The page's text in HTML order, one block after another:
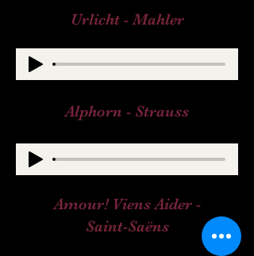
Urlicht - Mahler
Alphorn - Strauss
Amour! Viens Aider -
Saint-Saëns